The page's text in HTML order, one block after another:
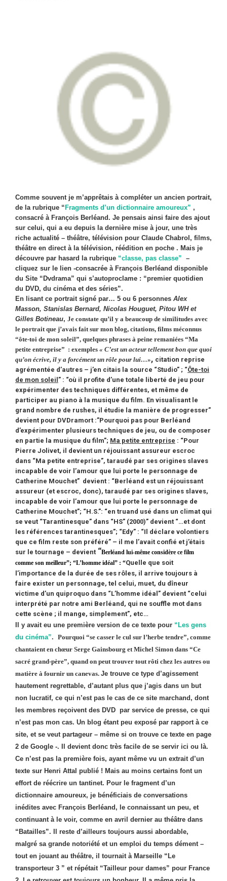
Comme souvent je m’apprêtais à compléter un ancien portrait,
de la rubrique “ Fragments d’un dictionnaire amoureux” ,
consacré à François Berléand. Je pensais ainsi faire des ajout
sur celui, qui a eu depuis la dernière mise à jour, une très
riche actualité – théâtre, télévision pour Claude Chabrol, films,
théâtre en direct à la télévision, réédition en poche . Mais je
découvre par hasard la rubrique “classe, pas classe” –
cliquez sur le lien -consacrée à François Berléand disponible
du Site “Dvdrama” qui s’autoproclame : “premier quotidien
du DVD, du cinéma et des séries”.
En lisant ce portrait signé par… 5 ou 6 personnes Alex
Masson, Stanislas Bernard, Nicolas Houguet, Pitou WH et
Gilles Botineau, Je constate qu’il y a beaucoup de similitudes avec
le portrait que j’avais fait sur mon blog, citations, films méconnus
“ôte-toi de mon soleil”, quelques phrases à peine remaniées “Ma
petite entreprise” : exemples « C’est un acteur tellement bon que quoi
qu’on écrive, il y a forcément un rôle pour lui…», citation reprise
agrémentée d’autres – j’en citais la source “Studio” ; “Ôte-toi
de mon soleil ” : “où il profite d’une totale liberté de jeu pour
expérimenter des techniques différentes, et même de
participer au piano à la musique du film. En visualisant le
grand nombre de rushes, il étudie la manière de progresser”
devient pour DVDramort :”Pourquoi pas pour Berléand
d’expérimenter plusieurs techniques de jeu, ou de composer
en partie la musique du film”; Ma petite entreprise : “Pour
Pierre Jolivet, il devient un réjouissant assureur escroc
dans “Ma petite entreprise”, taraudé par ses origines slaves
incapable de voir l’amour que lui porte le personnage de
Catherine Mouchet” devient : “Berléand est un réjouissant
assureur (et escroc, donc), taraudé par ses origines slaves,
incapable de voir l’amour que lui porte le personnage de
Catherine Mouchet”; “H.S.”: “en truand usé dans un climat qui
se veut “Tarantinesque” dans “HS” (2000)” devient “…et dont
les références tarantinesques”; “Edy” : “Il déclare volontiers
que ce film reste son préféré” – il me l’avait confié et j’étais
sur le tournage – devient “Berléand lui-même considère ce film
comme son meilleur”; “L’homme idéal” : “Quelle que soit
l’importance de la durée de ses rôles, il arrive toujours à
faire exister un personnage, tel celui, muet, du dîneur
victime d’un quiproquo dans “L’homme idéal” devient “celui
interprété par notre ami Berléand, qui ne souffle mot dans
cette scène ; il mange, simplement”, etc…
Il y avait eu une première version de ce texte pour “Les gens
du cinéma”. Pourquoi “se casser le cul sur l’herbe tendre”, comme
chantaient en chœur Serge Gainsbourg et Michel Simon dans “Ce
sacré grand-père”, quand on peut trouver tout rôti chez les autres ou
matière à fournir un canevas. Je trouve ce type d’agissement
hautement regrettable, d’autant plus que j’agis dans un but
non lucratif, ce qui n’est pas le cas de ce site marchand, dont
les membres reçoivent des DVD par service de presse, ce qui
n’est pas mon cas. Un blog étant peu exposé par rapport à ce
site, et se veut partageur – même si on trouve ce texte en page
2 de Google -. Il devient donc très facile de se servir ici ou là.
Ce n’est pas la première fois, ayant même vu un extrait d’un
texte sur Henri Attal publié ! Mais au moins certains font un
effort de réécrire un tantinet. Pour le fragment d’un
dictionnaire amoureux, je bénéficiais de conversations
inédites avec François Berléand, le connaissant un peu, et
continuant à le voir, comme en avril dernier au théâtre dans
“Batailles”. Il reste d’ailleurs toujours aussi abordable,
malgré sa grande notoriété et un emploi du temps dément –
tout en jouant au théâtre, il tournait à Marseille “Le
transporteur 3 ” et répétait “Tailleur pour dames” pour France